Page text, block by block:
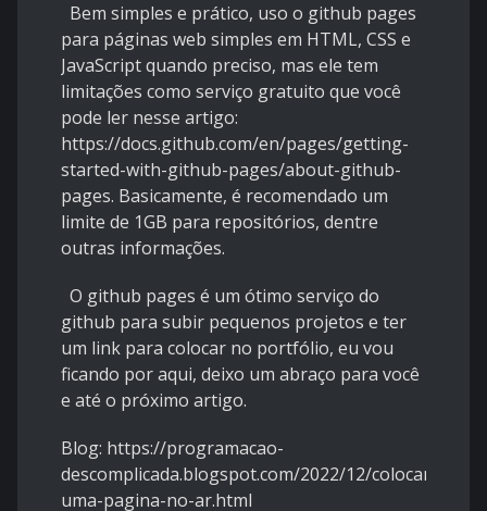
Bem simples e prático, uso o github pages
para páginas web simples em HTML, CSS e
JavaScript quando preciso, mas ele tem
limitações como serviço gratuito que você
pode ler nesse artigo:
https://docs.github.com/en/pages/getting-
started-with-github-pages/about-github-
pages. Basicamente, é recomendado um
limite de 1GB para repositórios, dentre
outras informações.
O github pages é um ótimo serviço do
github para subir pequenos projetos e ter
um link para colocar no portfólio, eu vou
ficando por aqui, deixo um abraço para você
e até o próximo artigo.
Blog: https://programacao-
descomplicada.blogspot.com/2022/12/colocando-
uma-pagina-no-ar.html